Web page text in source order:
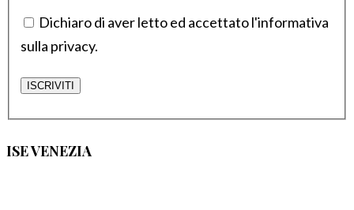
Dichiaro di aver letto ed accettato l'informativa
sulla privacy.
ISE VENEZIA